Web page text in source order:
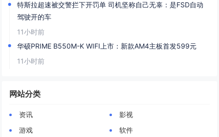
特斯拉超速被交警拦下开罚单 司机坚称自己无辜：是FSD自动
驾驶开的车
11小时前
华硕PRIME B550M-K WIFI上市：新款AM4主板首发599元
11小时前
网站分类
资讯
影视
游戏
软件